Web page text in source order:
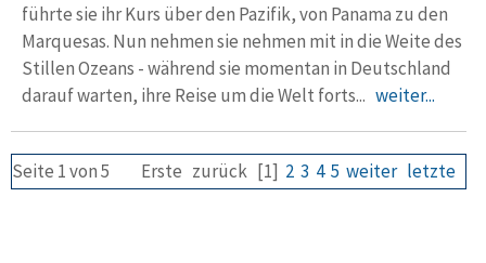
führte sie ihr Kurs über den Pazifik, von Panama zu den
Marquesas. Nun nehmen sie nehmen mit in die Weite des
Stillen Ozeans - während sie momentan in Deutschland
darauf warten, ihre Reise um die Welt forts... weiter...
Seite 1 von 5 Erste zurück [1] 2 3 4 5 weiter letzte